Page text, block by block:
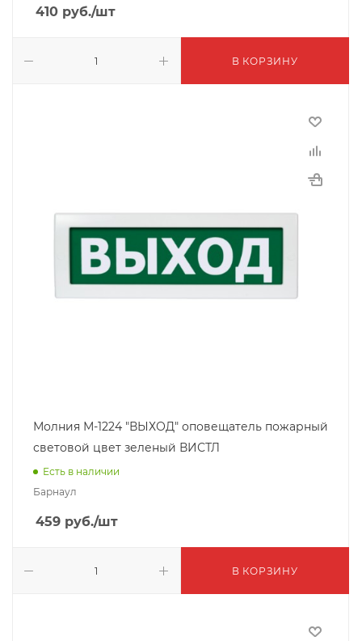
410 руб./шт
В КОРЗИНУ
Молния М-1224 "ВЫХОД" оповещатель пожарный
световой цвет зеленый ВИСТЛ
Есть в наличии
Барнаул
459 руб./шт
В КОРЗИНУ